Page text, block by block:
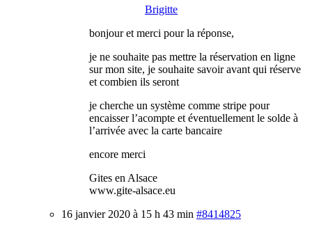
Brigitte
bonjour et merci pour la réponse,
je ne souhaite pas mettre la réservation en ligne
sur mon site, je souhaite savoir avant qui réserve
et combien ils seront
je cherche un système comme stripe pour
encaisser l’acompte et éventuellement le solde à
l’arrivée avec la carte bancaire
encore merci
Gites en Alsace
www.gite-alsace.eu
16 janvier 2020 à 15 h 43 min #8414825